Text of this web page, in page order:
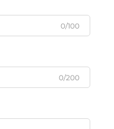
0/100
0/200